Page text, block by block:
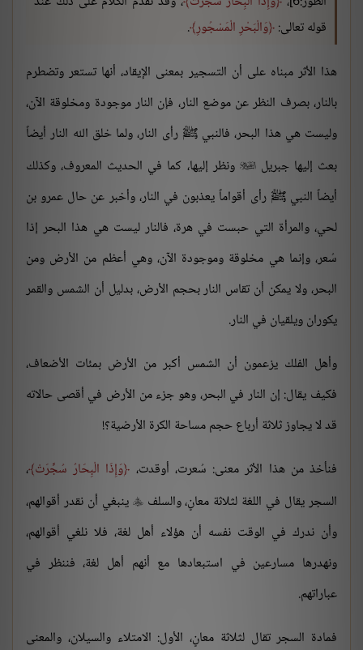
قوله تعالى: وَالْبَحْرِ الْمَسْجُورِ .
هذا الأثر مبناه على أن التسجير بمعنى الإيقاد، أنها تستعر وتضطرم
بالنار، بصرف النظر عن موضع النار، فإن النار موجودة ومخلوقة الآن،
وليست هي هذا البحر، فالنبي ﷺ رأى النار، ولما خلق الله النار أيضاً
بعث إليها جبريل ونظر إليها، كما في الحديث المعروف، وكذلك
أيضاً النبي ﷺ رأى أقواماً يعذبون في النار، وأخبر عن حال عمرو بن
لحي، والمرأة التي حبست في هرة، فالنار ليست هي هذا البحر إذا
سُعر، وإنما هي مخلوقة وموجودة الآن، وهي أعظم من الأرض ومن
البحر، ولا يمكن أن تقاس النار بحجم الأرض، بدليل أن الشمس والقمر
يكوران ويلقيان في النار.
وأهل الفلك يزعمون أن الشمس أكبر من الأرض بمئات الأضعاف،
فكيف يقال: إن النار في البحر، وهو جزء من الأرض في أقصى حالاته
قد لا يجاوز ثلاثة أرباع حجم مساحة الكرة الأرضية؟!
فنأخذ من هذا الأثر معنى: سُعرت، أوقدت، وَإِذَا الْبِحَارُ سُجِّرَتْ ،
السجر يقال في اللغة لثلاثة معانٍ، والسلف ينبغي أن نقدر أقوالهم،
وأن ندرك في الوقت نفسه أن هؤلاء أهل لغة، فلا نلغي أقوالهم،
ونهدرها مسارعين في استبعادها مع أنهم أهل لغة، فننظر في
عباراتهم.
فمادة السجر تقال لثلاثة معانٍ، الأول: الامتلاء والسيلان، والمعنى